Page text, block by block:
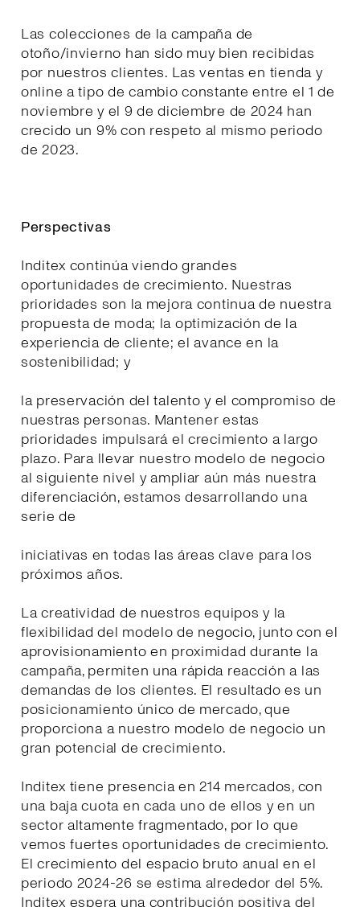
Las colecciones de la campaña de
otoño/invierno han sido muy bien recibidas
por nuestros clientes. Las ventas en tienda y
online a tipo de cambio constante entre el 1 de
noviembre y el 9 de diciembre de 2024 han
crecido un 9% con respeto al mismo periodo
de 2023.
Perspectivas
Inditex continúa viendo grandes
oportunidades de crecimiento. Nuestras
prioridades son la mejora continua de nuestra
propuesta de moda; la optimización de la
experiencia de cliente; el avance en la
sostenibilidad; y
la preservación del talento y el compromiso de
nuestras personas. Mantener estas
prioridades impulsará el crecimiento a largo
plazo. Para llevar nuestro modelo de negocio
al siguiente nivel y ampliar aún más nuestra
diferenciación, estamos desarrollando una
serie de
iniciativas en todas las áreas clave para los
próximos años.
La creatividad de nuestros equipos y la
flexibilidad del modelo de negocio, junto con el
aprovisionamiento en proximidad durante la
campaña, permiten una rápida reacción a las
demandas de los clientes. El resultado es un
posicionamiento único de mercado, que
proporciona a nuestro modelo de negocio un
gran potencial de crecimiento.
Inditex tiene presencia en 214 mercados, con
una baja cuota en cada uno de ellos y en un
sector altamente fragmentado, por lo que
vemos fuertes oportunidades de crecimiento.
El crecimiento del espacio bruto anual en el
periodo 2024-26 se estima alrededor del 5%.
Inditex espera una contribución positiva del